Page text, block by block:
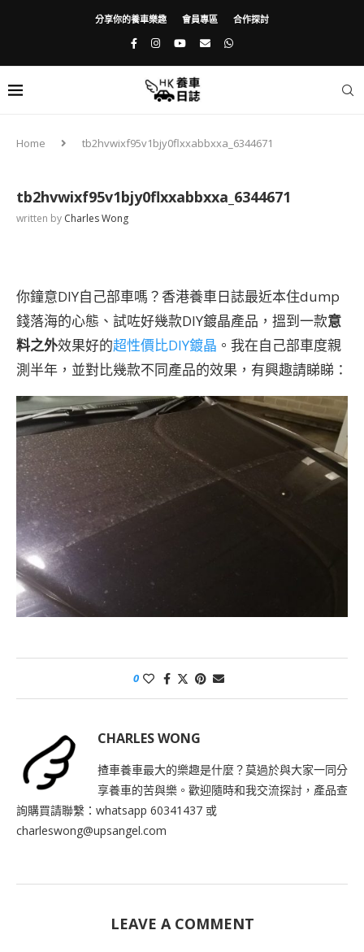
分享你的養車樂趣 會員專區 合作探討
Home tb2hvwixf95v1bjy0flxxabbxxa_6344671
tb2hvwixf95v1bjy0flxxabbxxa_6344671
written by Charles Wong
你鐘意DIY自己部車嗎？香港養車日誌最近本住dump
錢落海的心態、試咗好幾款DIY鍍晶產品，搵到一款意
料之外效果好的超性價比DIY鍍晶 。我在自己部車度親
測半年，並對比幾款不同產品的效果，有興趣請睇睇：
0
CHARLES WONG
揸車養車最大的樂趣是什麼？莫過於與大家一同分
享養車的苦與樂。歡迎隨時和我交流探討，產品查
詢購買請聯繫：whatsapp 60341437 或
charleswong@upsangel.com
LEAVE A COMMENT